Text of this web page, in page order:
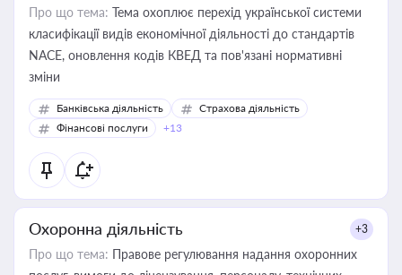
Про що тема: Тема охоплює перехід української системи
класифікації видів економічної діяльності до стандартів
NACE, оновлення кодів КВЕД та пов'язані нормативні
зміни
Банківська діяльність
Страхова діяльність
Фінансові послуги
+13
Охоронна діяльність +3
Про що тема: Правове регулювання надання охоронних